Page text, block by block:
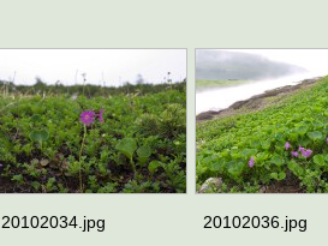
20102034.jpg 20102036.jpg